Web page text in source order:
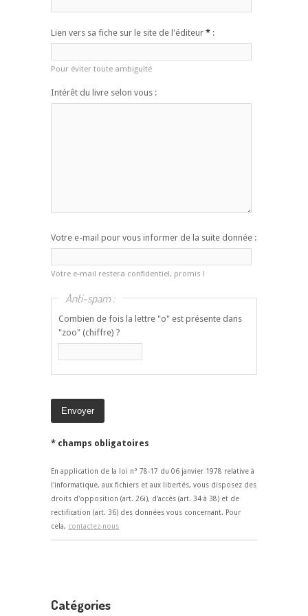
Lien vers sa fiche sur le site de l'éditeur * :
Pour éviter toute ambiguïté
Intérêt du livre selon vous :
Votre e-mail pour vous informer de la suite donnée :
Votre e-mail restera confidentiel, promis !
Anti-spam :
Combien de fois la lettre "o" est présente dans
"zoo" (chiffre) ?
* champs obligatoires
En application de la loi n° 78-17 du 06 janvier 1978 relative à
l'informatique, aux fichiers et aux libertés, vous disposez des
droits d'opposition (art. 26i), d'accès (art. 34 à 38) et de
rectification (art. 36) des données vous concernant. Pour
cela, contactez-nous
Catégories